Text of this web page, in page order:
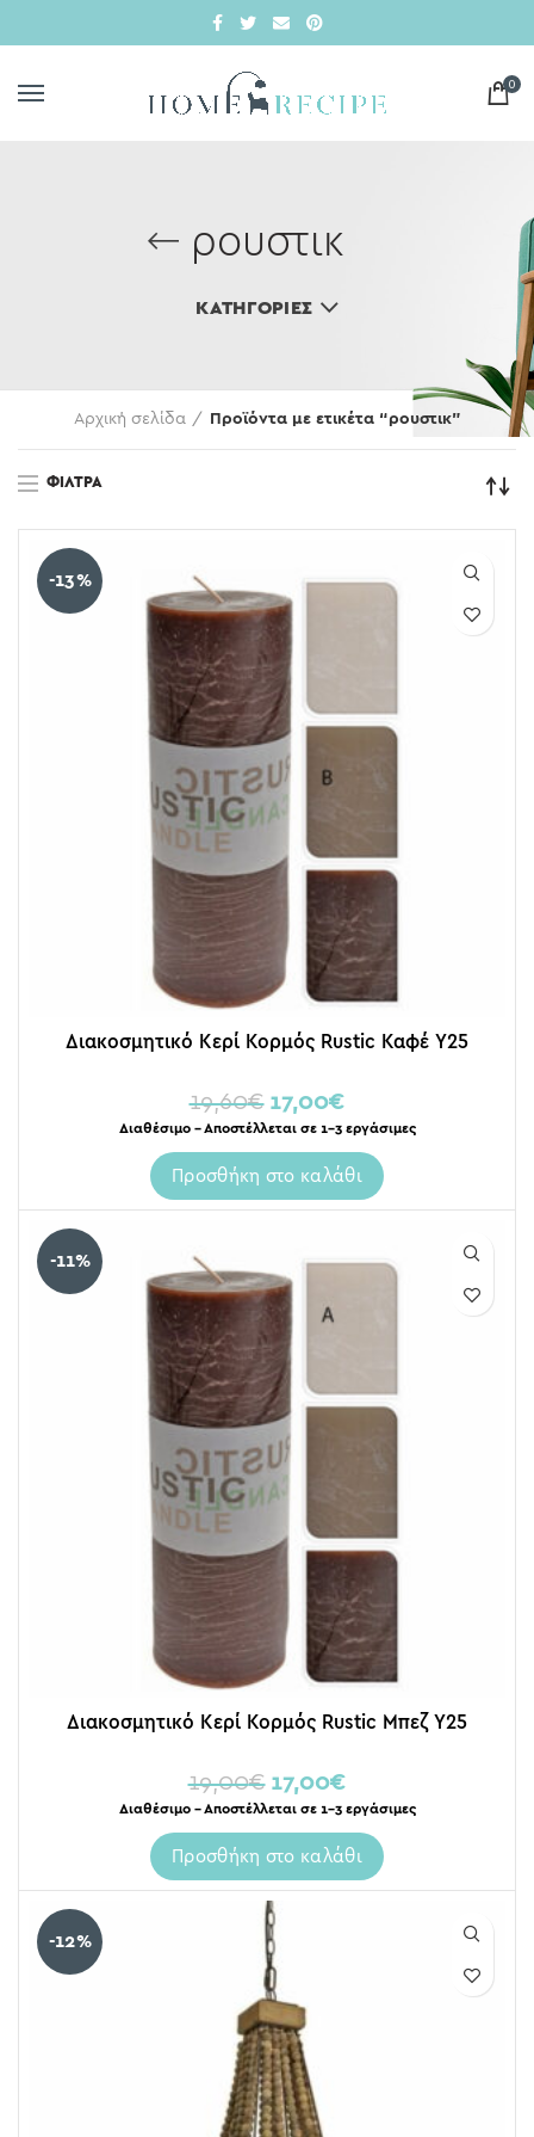
0
ρουστικ
ΚΑΤΗΓΟΡΊΕΣ
Αρχική σελίδα Προϊόντα με ετικέτα “ρουστικ”
ΦΊΛΤΡΑ
-13%
Διακοσμητικό Κερί Κορμός Rustic Καφέ Υ25
19,60€ 17,00€
Διαθέσιμο – Αποστέλλεται σε 1-3 εργάσιμες
Προσθήκη στο καλάθι
-11%
Διακοσμητικό Κερί Κορμός Rustic Μπεζ Υ25
19,00€ 17,00€
Διαθέσιμο – Αποστέλλεται σε 1-3 εργάσιμες
Προσθήκη στο καλάθι
-12%